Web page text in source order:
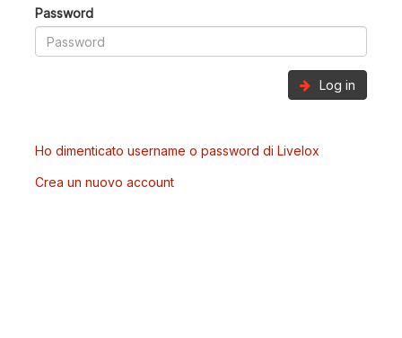
Password
Log in
Ho dimenticato username o password di Livelox
Crea un nuovo account